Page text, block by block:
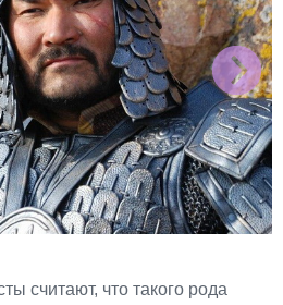
считают, что такого рода